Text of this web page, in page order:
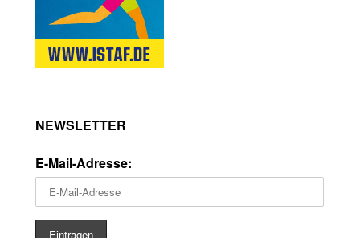
NEWSLETTER
E-Mail-Adresse: